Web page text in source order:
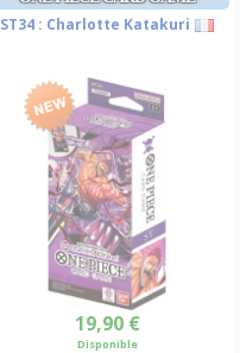
ST34 : Charlotte Katakuri
19,90 €
Disponible